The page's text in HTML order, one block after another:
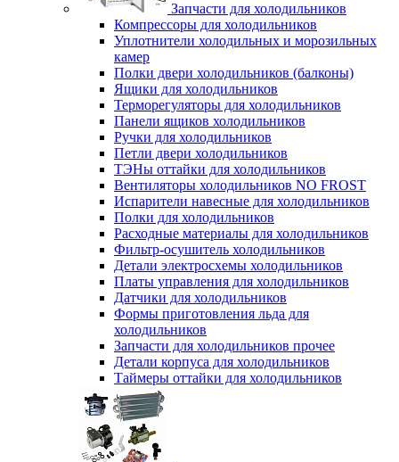
Запчасти для холодильников
Компрессоры для холодильников
Уплотнители холодильных и морозильных
камер
Полки двери холодильников (балконы)
Ящики для холодильников
Терморегуляторы для холодильников
Панели ящиков холодильников
Ручки для холодильников
Петли двери холодильников
ТЭНы оттайки для холодильников
Вентиляторы холодильников NO FROST
Испарители навесные для холодильников
Полки для холодильников
Расходные материалы для холодильников
Фильтр-осушитель холодильников
Детали электросхемы холодильников
Платы управления для холодильников
Датчики для холодильников
Формы приготовления льда для
холодильников
Запчасти для холодильников прочее
Детали корпуса для холодильников
Таймеры оттайки для холодильников